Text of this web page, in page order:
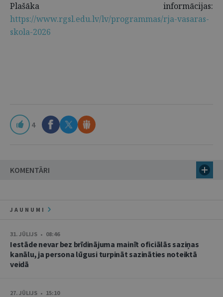
Plašāka informācijas:
https://www.rgsl.edu.lv/lv/programmas/rja-vasaras-
skola-2026
4
KOMENTĀRI
JAUNUMI
31. JŪLIJS • 08:46
Iestāde nevar bez brīdinājuma mainīt oficiālās saziņas
kanālu, ja persona lūgusi turpināt sazināties noteiktā
veidā
27. JŪLIJS • 15:10